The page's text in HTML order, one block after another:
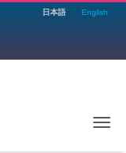
日本語 English